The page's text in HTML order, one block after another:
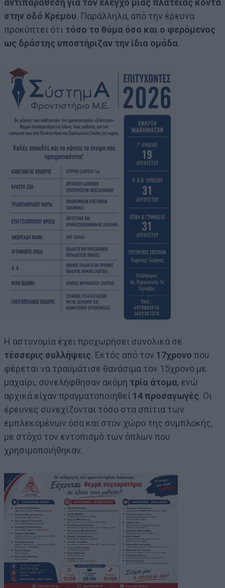
αντιπαράθεση για τον έλεγχο μιας πλατείας κοντά
στην οδό Κρέμου. Παράλληλα, από την έρευνα
προκύπτει ότι τόσο το θύμα όσο και ο φερόμενος
ως δράστης υποστήριζαν την ίδια ομάδα.
Η αστυνομία έχει προχωρήσει συνολικά σε
τέσσερις συλλήψεις. Εκτός από τον 17χρονο που
φέρεται να τραυμάτισε θανάσιμα τον 15χρονο με
μαχαίρι, συνελήφθησαν ακόμη τρία άτομα, ενώ
αρχικά είχαν πραγματοποιηθεί 14 προσαγωγές. Οι
έρευνες συνεχίζονται τόσο στα σπίτια των
εμπλεκομένων όσο και στον χώρο της συμπλοκής,
με στόχο τον εντοπισμό των όπλων που
χρησιμοποιήθηκαν.